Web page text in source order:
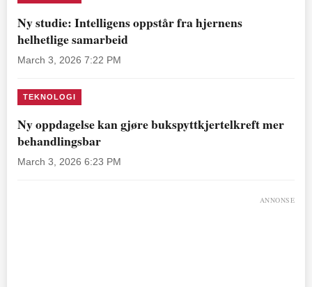
Ny studie: Intelligens oppstår fra hjernens
helhetlige samarbeid
March 3, 2026 7:22 PM
TEKNOLOGI
Ny oppdagelse kan gjøre bukspyttkjertelkreft mer
behandlingsbar
March 3, 2026 6:23 PM
ANNONSE